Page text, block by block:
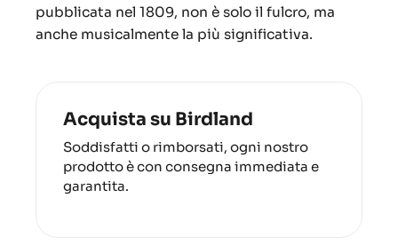
pubblicata nel 1809, non è solo il fulcro, ma
anche musicalmente la più significativa.
Acquista su Birdland
Soddisfatti o rimborsati, ogni nostro
prodotto è con consegna immediata e
garantita.